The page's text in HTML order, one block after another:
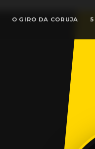
O GIRO DA CORUJA 5